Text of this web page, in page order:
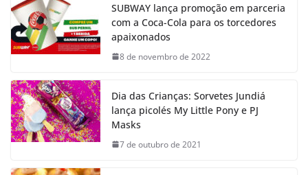
SUBWAY lança promoção em parceria
com a Coca-Cola para os torcedores
apaixonados
8 de novembro de 2022
Dia das Crianças: Sorvetes Jundiá
lança picolés My Little Pony e PJ
Masks
7 de outubro de 2021